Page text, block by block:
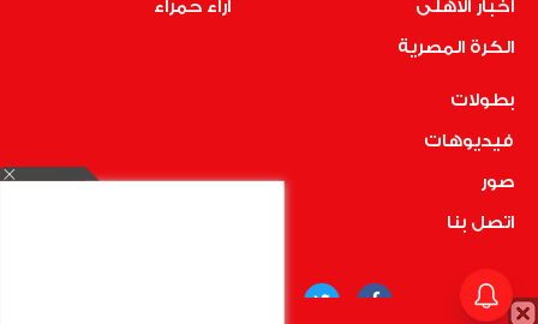
أخبار الاهلى
الكرة المصرية
أراء حمراء
بطولات
فيديوهات
صور
اتصل بنا